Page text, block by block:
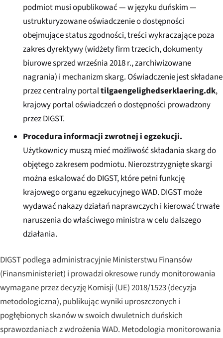
podmiot musi opublikować — w języku duńskim —
ustrukturyzowane oświadczenie o dostępności
obejmujące status zgodności, treści wykraczające poza
zakres dyrektywy (widżety firm trzecich, dokumenty
biurowe sprzed września 2018 r., zarchiwizowane
nagrania) i mechanizm skarg. Oświadczenie jest składane
przez centralny portaltilgaengelighedserklaering.dk,
krajowy portal oświadczeń o dostępności prowadzony
przez DIGST.
Procedura informacji zwrotnej i egzekucji.
Użytkownicy muszą mieć możliwość składania skarg do
objętego zakresem podmiotu. Nierozstrzygnięte skargi
można eskalować do DIGST, które pełni funkcję
krajowego organu egzekucyjnego WAD. DIGST może
wydawać nakazy działań naprawczych i kierować trwałe
naruszenia do właściwego ministra w celu dalszego
działania.
DIGST podlega administracyjnie Ministerstwu Finansów
(Finansministeriet) i prowadzi okresowe rundy monitorowania
wymagane przez decyzję Komisji (UE) 2018/1523 (decyzja
metodologiczna), publikując wyniki uproszczonych i
pogłębionych skanów w swoich dwuletnich duńskich
sprawozdaniach z wdrożenia WAD. Metodologia monitorowania